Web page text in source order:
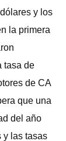
y los
la primera
tasa de
de CA
que una
del año
y las tasas